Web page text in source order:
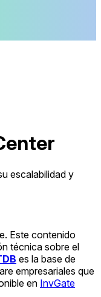
escalabilidad y
Este contenido
técnica sobre el
es la base de
empresariales que
en InvGate